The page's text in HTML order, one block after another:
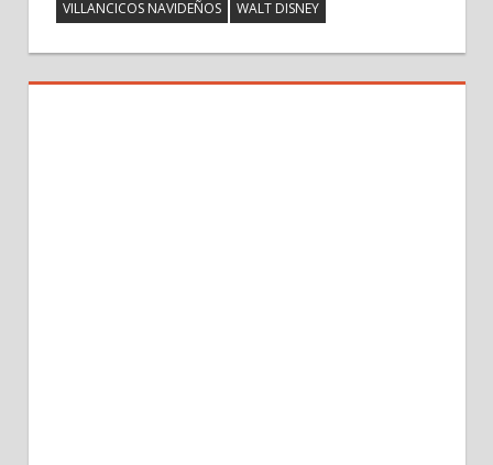
VILLANCICOS NAVIDEÑOS
WALT DISNEY